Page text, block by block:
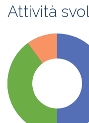
Attività
Blog
Codice Fiscale
Partita IVA
Inglese
Islandese
Norvegese
Polacco
Portoghese
Spagnolo
Svedese
Blog
Codice Fiscale
Partita IVA
Modalità di